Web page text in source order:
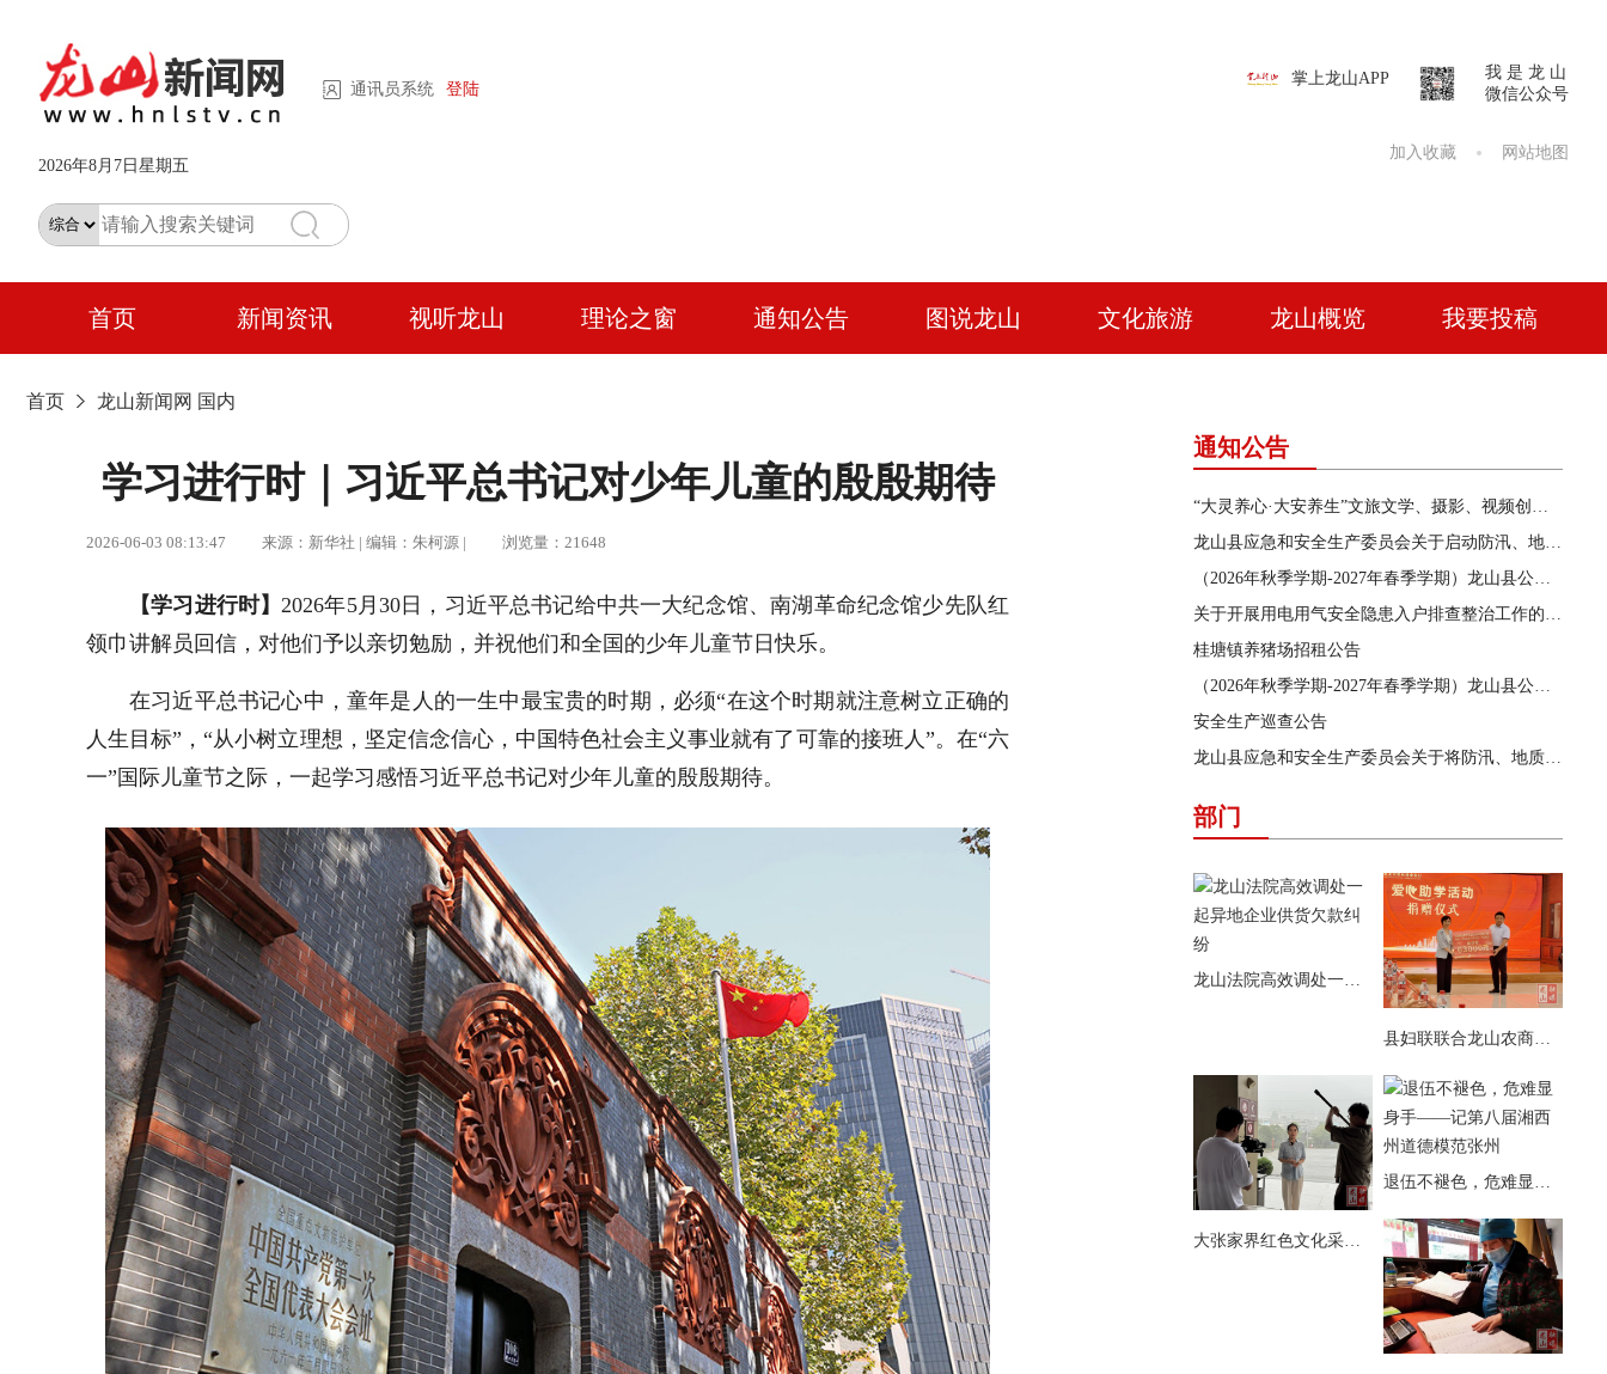
通讯员系统 登陆
2026年8月7日星期五
掌上龙山APP
我 是 龙 山
微信公众号
加入收藏 网站地图
首页 新闻资讯 视听龙山 理论之窗 通知公告 图说龙山 文化旅游 龙山概览 我要投稿
首页 龙山新闻网 国内
学习进行时｜习近平总书记对少年儿童的殷殷期待
2026-06-03 08:13:47 来源：新华社 | 编辑：朱柯源 | 浏览量：21648
【学习进行时】2026年5月30日，习近平总书记给中共一大纪念馆、南湖革命纪念馆少先队红
领巾讲解员回信，对他们予以亲切勉励，并祝他们和全国的少年儿童节日快乐。
在习近平总书记心中，童年是人的一生中最宝贵的时期，必须“在这个时期就注意树立正确的
人生目标”，“从小树立理想，坚定信念信心，中国特色社会主义事业就有了可靠的接班人”。在“六
一”国际儿童节之际，一起学习感悟习近平总书记对少年儿童的殷殷期待。
通知公告
“大灵养心·大安养生”文旅文学、摄影、视频创作征集活动公告
龙山县应急和安全生产委员会关于启动防汛、地质灾害、自然灾害救助三级应急响应的通知
（2026年秋季学期-2027年春季学期）龙山县公办学校学生食堂食材采购供应商遴选结果公告
关于开展用电用气安全隐患入户排查整治工作的通告
桂塘镇养猪场招租公告
（2026年秋季学期-2027年春季学期）龙山县公办学校学生食堂食材采购供应商遴选项目遴选公告
安全生产巡查公告
龙山县应急和安全生产委员会关于将防汛、地质灾害、自然灾害救助应急响应提升为三级的通知
部门
龙山法院高效调处一起异地企业供货欠款纠纷
县妇联联合龙山农商银行开展爱心助学活动
大张家界红色文化采访团来县茨岩塘镇采访
退伍不褪色，危难显身手——记第八届湘西州道德模范张州